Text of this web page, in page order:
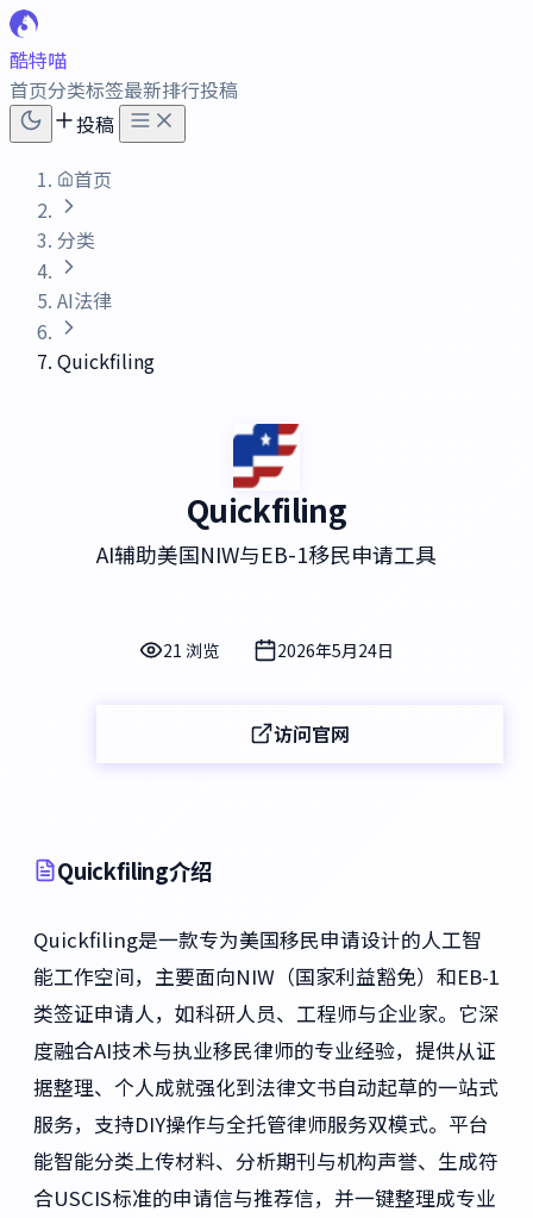
酷特喵
首页分类标签最新排行投稿
投稿
首页
分类
AI法律
Quickfiling
Quickfiling
AI辅助美国NIW与EB-1移民申请工具
21 浏览 2026年5月24日
访问官网
Quickfiling介绍
Quickfiling是一款专为美国移民申请设计的人工智
能工作空间，主要面向NIW（国家利益豁免）和EB-1
类签证申请人，如科研人员、工程师与企业家。它深
度融合AI技术与执业移民律师的专业经验，提供从证
据整理、个人成就强化到法律文书自动起草的一站式
服务，支持DIY操作与全托管律师服务双模式。平台
能智能分类上传材料、分析期刊与机构声誉、生成符
合USCIS标准的申请信与推荐信，并一键整理成专业